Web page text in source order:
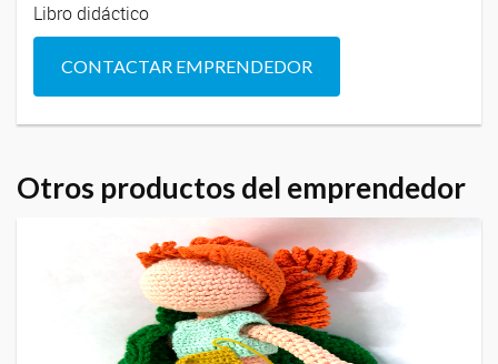
Libro didáctico
CONTACTAR EMPRENDEDOR
Otros productos del emprendedor